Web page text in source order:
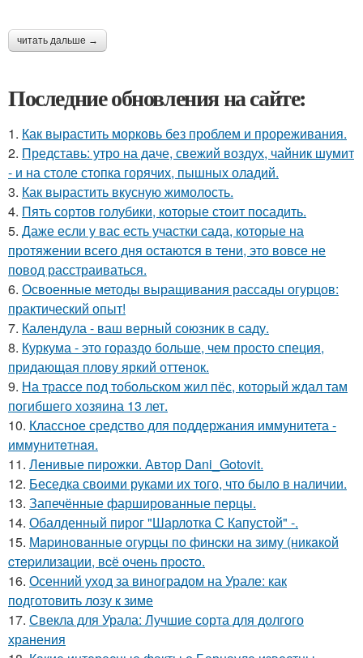
читать дальше →
Последние обновления на сайте:
1. Как вырастить морковь без проблем и прореживания.
2. Представь: утро на даче, свежий воздух, чайник шумит
- и на столе стопка горячих, пышных оладий.
3. Как вырастить вкусную жимолость.
4. Пять сортов голубики, которые стоит посадить.
5. Даже если у вас есть участки сада, которые на
протяжении всего дня остаются в тени, это вовсе не
повод расстраиваться.
6. Освоенные методы выращивания рассады огурцов:
практический опыт!
7. Календула - ваш верный союзник в саду.
8. Куркума - это гораздо больше, чем просто специя,
придающая плову яркий оттенок.
9. На трассе под тобольском жил пёс, который ждал там
погибшего хозяина 13 лет.
10. Классное средство для поддержания иммунитета -
иммyнитeтнaя.
11. Ленивые пирожки. Автор Dani_Gotovit.
12. Беседка своими руками их того, что было в наличии.
13. Запечённые фаршированные перцы.
14. Обалденный пирог "Шарлотка С Капустой" -.
15. Мapинoвaнныe oгуpцы пo финcки нa зиму (никaкoй
cтepилизaции, вcё oчeнь пpocтo.
16. Осенний уход за виноградом на Урале: как
подготовить лозу к зиме
17. Свекла для Урала: Лучшие сорта для долгого
хранения